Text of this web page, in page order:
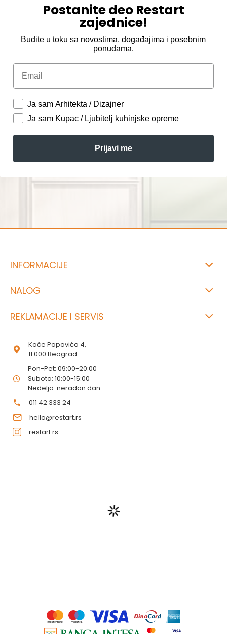
Postanite deo Restart
zajednice!
Budite u toku sa novostima, događajima i posebnim
ponudama.
Email
Ja sam Arhitekta / Dizajner
Ja sam Kupac / Ljubitelj kuhinjske opreme
Prijavi me
INFORMACIJE
NALOG
REKLAMACIJE I SERVIS
Koče Popovića 4,
11 000 Beograd
Pon-Pet: 09:00-20:00
Subota: 10:00-15:00
Nedelja: neradan dan
011 42 333 24
hello@restart.rs
restart.rs